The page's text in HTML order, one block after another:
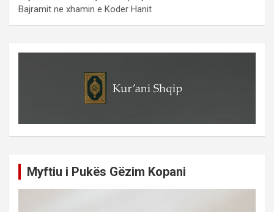
Bajramit ne xhamin e Koder Hanit
Myftiu i Pukës Gëzim Kopani